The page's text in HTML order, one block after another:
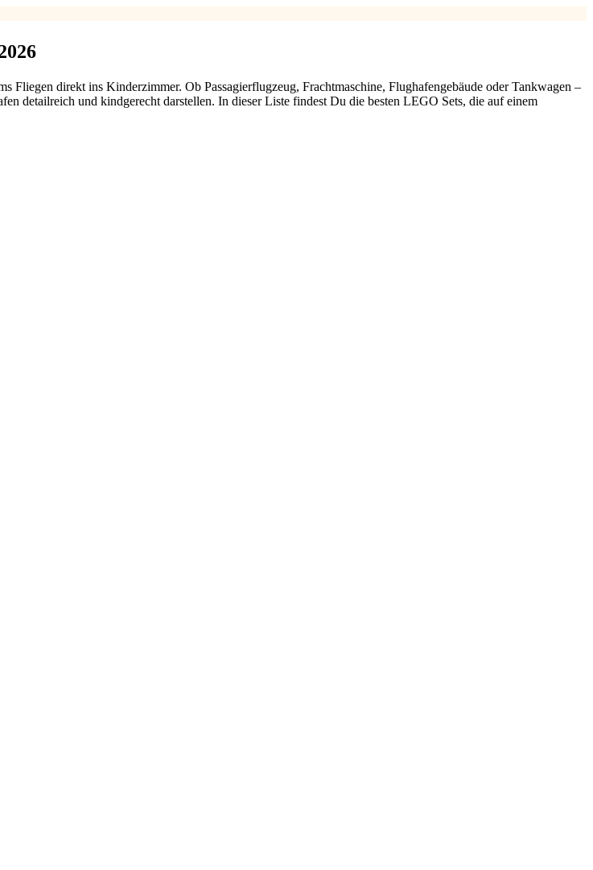
Fliegen direkt ins Kinderzimmer. Ob Passagierflugzeug, Frachtmaschine, Flughafengebäude oder Tankwagen –
detailreich und kindgerecht darstellen. In dieser Liste findest Du die besten LEGO Sets, die auf einem